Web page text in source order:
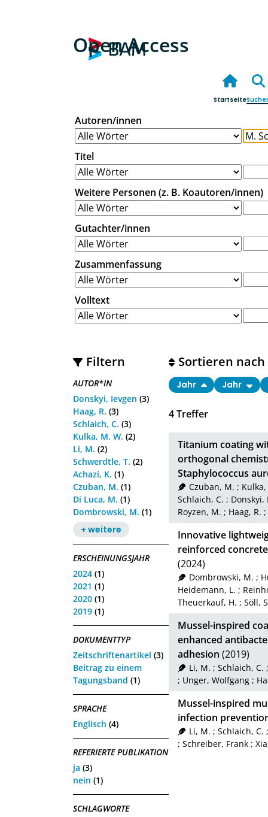
Open Access
Startseite
Autoren/innen
Titel
Weitere Personen (z. B. Koautoren/innen)
Gutachter/innen
Zusammenfassung
Volltext
Filtern
AUTOR*IN
Donskyi, Ievgen (3)
Haag, R. (3)
Schlaich, C. (3)
Kulka, M. W. (2)
Li, M. (2)
Schwerdtle, T. (2)
Achazi, K. (1)
Czuban, M. (1)
Di Luca, M. (1)
Dombrowski, M. (1)
+ weitere
ERSCHEINUNGSJAHR
2024 (1)
2021 (1)
2020 (1)
2019 (1)
DOKUMENTTYP
Zeitschriftenartikel (3)
Beitrag zu einem
Tagungsband (1)
SPRACHE
Englisch (4)
REFERIERTE PUBLIKATION
ja (3)
nein (1)
SCHLAGWORTE
4Treffer
Sortieren nach
Jahr Jahr
Titanium coating
orthogonal
Staphylococcus
Czuban, M. ;
Schlaich, C. ; Donskyi,
Royzen, M. ; Haag, R. ;
Innovative
reinforced
(2024)
Dombrowski, M. ;
Heidemann, L. ;
Theuerkauf, H. ; Söll,
Mussel-inspired
enhanced
adhesion (2019)
Li, M. ; Schlaich, C.
; Unger, Wolfgang ;
Mussel-inspired
infection
Li, M. ; Schlaich, C.
; Schreiber, Frank ;